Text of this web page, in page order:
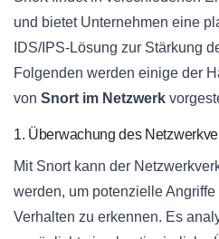
und bietet Unternehmen eine
IDS/IPS-Lösung zur Stärkung
Folgenden werden einige der
von Snort im Netzwerk
1. Überwachung des
Mit Snort kann der
werden, um potenzielle
Verhalten zu erkennen. Es